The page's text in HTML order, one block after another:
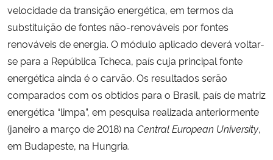
velocidade da transição energética, em termos da
substituição de fontes não-renováveis por fontes
renováveis de energia. O módulo aplicado deverá voltar-
se para a República Tcheca, país cuja principal fonte
energética ainda é o carvão. Os resultados serão
comparados com os obtidos para o Brasil, país de matriz
energética “limpa”, em pesquisa realizada anteriormente
(janeiro a março de 2018) na Central European University,
em Budapeste, na Hungria.